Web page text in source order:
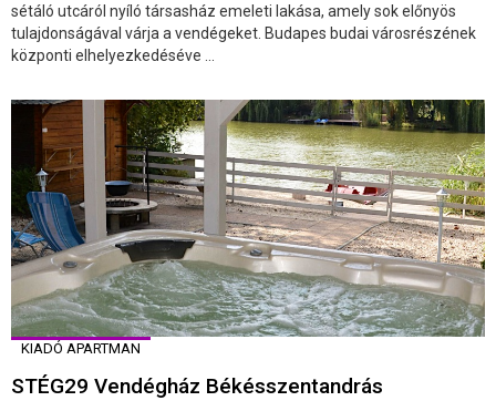
sétáló utcáról nyíló társasház emeleti lakása, amely sok előnyös
tulajdonságával várja a vendégeket. Budapes budai városrészének
központi elhelyezkedéséve ...
KIADÓ APARTMAN
STÉG29 Vendégház Békésszentandrás